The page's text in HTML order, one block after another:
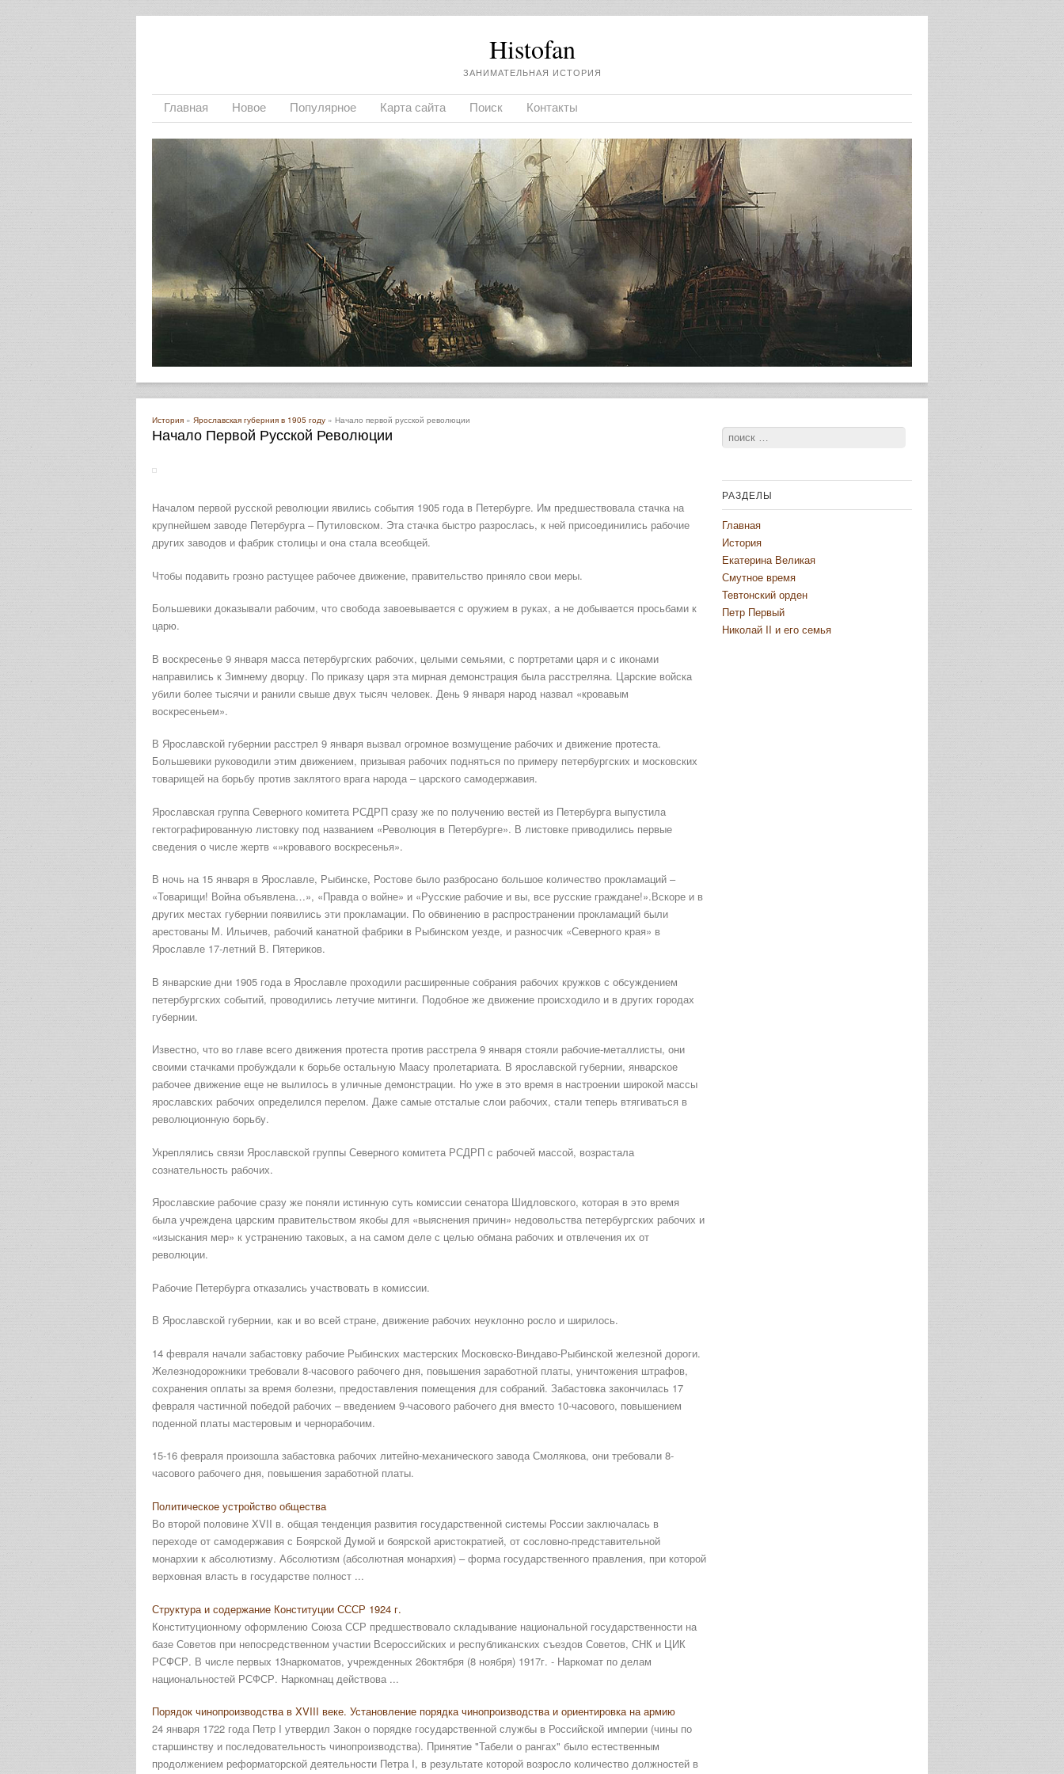
Histofan
ЗАНИМАТЕЛЬНАЯ ИСТОРИЯ
Главная Новое Популярное Карта сайта Поиск Контакты
История » Ярославская губерния в 1905 году » Начало первой русской революции
Начало Первой Русской Революции
Началом первой русской революции явились события 1905 года в Петербурге. Им предшествовала стачка на
крупнейшем заводе Петербурга – Путиловском. Эта стачка быстро разрослась, к ней присоединились рабочие
других заводов и фабрик столицы и она стала всеобщей.
Чтобы подавить грозно растущее рабочее движение, правительство приняло свои меры.
Большевики доказывали рабочим, что свобода завоевывается с оружием в руках, а не добывается просьбами к
царю.
В воскресенье 9 января масса петербургских рабочих, целыми семьями, с портретами царя и с иконами
направились к Зимнему дворцу. По приказу царя эта мирная демонстрация была расстреляна. Царские войска
убили более тысячи и ранили свыше двух тысяч человек. День 9 января народ назвал «кровавым
воскресеньем».
В Ярославской губернии расстрел 9 января вызвал огромное возмущение рабочих и движение протеста.
Большевики руководили этим движением, призывая рабочих подняться по примеру петербургских и московских
товарищей на борьбу против заклятого врага народа – царского самодержавия.
Ярославская группа Северного комитета РСДРП сразу же по получению вестей из Петербурга выпустила
гектографированную листовку под названием «Революция в Петербурге». В листовке приводились первые
сведения о числе жертв «»кровавого воскресенья».
В ночь на 15 января в Ярославле, Рыбинске, Ростове было разбросано большое количество прокламаций –
«Товарищи! Война объявлена…», «Правда о войне» и «Русские рабочие и вы, все русские граждане!».Вскоре и в
других местах губернии появились эти прокламации. По обвинению в распространении прокламаций были
арестованы М. Ильичев, рабочий канатной фабрики в Рыбинском уезде, и разносчик «Северного края» в
Ярославле 17-летний В. Пятериков.
В январские дни 1905 года в Ярославле проходили расширенные собрания рабочих кружков с обсуждением
петербургских событий, проводились летучие митинги. Подобное же движение происходило и в других городах
губернии.
Известно, что во главе всего движения протеста против расстрела 9 января стояли рабочие-металлисты, они
своими стачками пробуждали к борьбе остальную Маасу пролетариата. В ярославской губернии, январское
рабочее движение еще не вылилось в уличные демонстрации. Но уже в это время в настроении широкой массы
ярославских рабочих определился перелом. Даже самые отсталые слои рабочих, стали теперь втягиваться в
революционную борьбу.
Укреплялись связи Ярославской группы Северного комитета РСДРП с рабочей массой, возрастала
сознательность рабочих.
Ярославские рабочие сразу же поняли истинную суть комиссии сенатора Шидловского, которая в это время
была учреждена царским правительством якобы для «выяснения причин» недовольства петербургских рабочих и
«изыскания мер» к устранению таковых, а на самом деле с целью обмана рабочих и отвлечения их от
революции.
Рабочие Петербурга отказались участвовать в комиссии.
В Ярославской губернии, как и во всей стране, движение рабочих неуклонно росло и ширилось.
14 февраля начали забастовку рабочие Рыбинских мастерских Московско-Виндаво-Рыбинской железной дороги.
Железнодорожники требовали 8-часового рабочего дня, повышения заработной платы, уничтожения штрафов,
сохранения оплаты за время болезни, предоставления помещения для собраний. Забастовка закончилась 17
февраля частичной победой рабочих – введением 9-часового рабочего дня вместо 10-часового, повышением
поденной платы мастеровым и чернорабочим.
15-16 февраля произошла забастовка рабочих литейно-механического завода Смолякова, они требовали 8-
часового рабочего дня, повышения заработной платы.
Политическое устройство общества
Во второй половине XVII в. общая тенденция развития государственной системы России заключалась в
переходе от самодержавия с Боярской Думой и боярской аристократией, от сословно-представительной
монархии к абсолютизму. Абсолютизм (абсолютная монархия) – форма государственного правления, при которой
верховная власть в государстве полност ...
Структура и содержание Конституции СССР 1924 г.
Конституционному оформлению Союза ССР предшествовало складывание национальной государственности на
базе Советов при непосредственном участии Всероссийских и республиканских съездов Советов, СНК и ЦИК
РСФСР. В числе первых 13наркоматов, учрежденных 26октября (8 ноября) 1917г. - Наркомат по делам
национальностей РСФСР. Наркомнац действова ...
Порядок чинопроизводства в XVIII веке. Установление порядка чинопроизводства и ориентировка на армию
24 января 1722 года Петр I утвердил Закон о порядке государственной службы в Российской империи (чины по
старшинству и последовательность чинопроизводства). Принятие "Табели о рангах" было естественным
продолжением реформаторской деятельности Петра I, в результате которой возросло количество должностей в
Поиск
РАЗДЕЛЫ
Главная
История
Екатерина Великая
Смутное время
Тевтонский орден
Петр Первый
Николай II и его семья